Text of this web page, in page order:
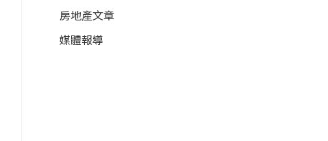
房地產文章
媒體報導